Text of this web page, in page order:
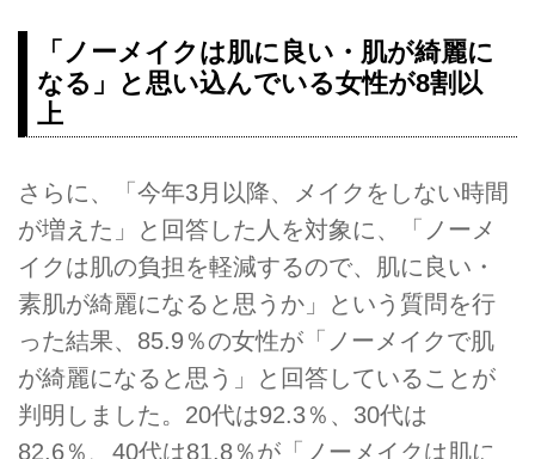
「ノーメイクは肌に良い・肌が綺麗に
なる」と思い込んでいる女性が8割以
上
さらに、「今年3月以降、メイクをしない時間
が増えた」と回答した人を対象に、「ノーメ
イクは肌の負担を軽減するので、肌に良い・
素肌が綺麗になると思うか」という質問を行
った結果、85.9％の女性が「ノーメイクで肌
が綺麗になると思う」と回答していることが
判明しました。20代は92.3％、30代は
82.6％、40代は81.8％が「ノーメイクは肌に